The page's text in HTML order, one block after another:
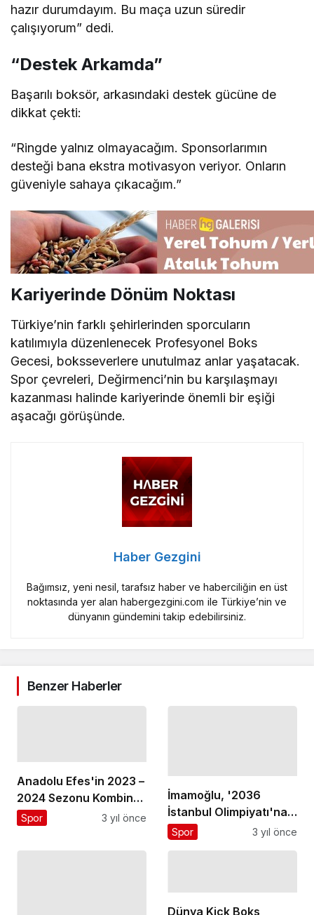
hazır durumdayım. Bu maça uzun süredir
çalışıyorum” dedi.
“Destek Arkamda”
Başarılı boksör, arkasındaki destek gücüne de
dikkat çekti:
“Ringde yalnız olmayacağım. Sponsorlarımın
desteği bana ekstra motivasyon veriyor. Onların
güveniyle sahaya çıkacağım.”
Kariyerinde Dönüm Noktası
Türkiye’nin farklı şehirlerinden sporcuların
katılımıyla düzenlenecek Profesyonel Boks
Gecesi, boksseverlere unutulmaz anlar yaşatacak.
Spor çevreleri, Değirmenci’nin bu karşılaşmayı
kazanması halinde kariyerinde önemli bir eşiği
aşacağı görüşünde.
Haber Gezgini
Bağımsız, yeni nesil, tarafsız haber ve haberciliğin en üst
noktasında yer alan habergezgini.com ile Türkiye’nin ve
dünyanın gündemini takip edebilirsiniz.
Benzer Haberler
Anadolu Efes'in 2023 –
2024 Sezonu Kombine
Satışları Devam Ediyor
Spor 3 yıl önce
İmamoğlu, '2036
İstanbul Olimpiyatı'na
Destek' turlarını
Spor 3 yıl önce
Dünya Kick Boks